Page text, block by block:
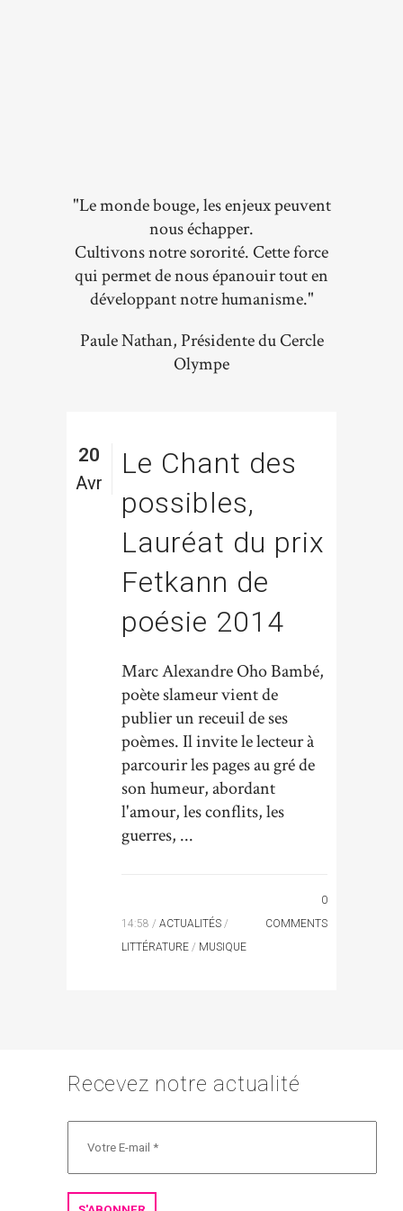
"Le monde bouge, les enjeux peuvent
nous échapper.
Cultivons notre sororité. Cette force
qui permet de nous épanouir tout en
développant notre humanisme."
Paule Nathan, Présidente du Cercle
Olympe
20
Avr
Le Chant des
possibles,
Lauréat du prix
Fetkann de
poésie 2014
Marc Alexandre Oho Bambé,
poète slameur vient de
publier un receuil de ses
poèmes. Il invite le lecteur à
parcourir les pages au gré de
son humeur, abordant
l'amour, les conflits, les
guerres, ...
14:58 / ACTUALITÉS /
LITTÉRATURE / MUSIQUE
0
COMMENTS
Recevez notre actualité